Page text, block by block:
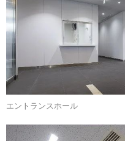
エントランスホール